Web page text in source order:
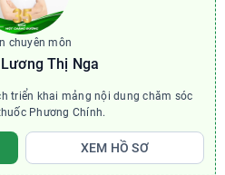
chuyên môn
Thị Nga
triển khai mảng nội dung chăm sóc
Phương Chính.
XEM HỒ SƠ